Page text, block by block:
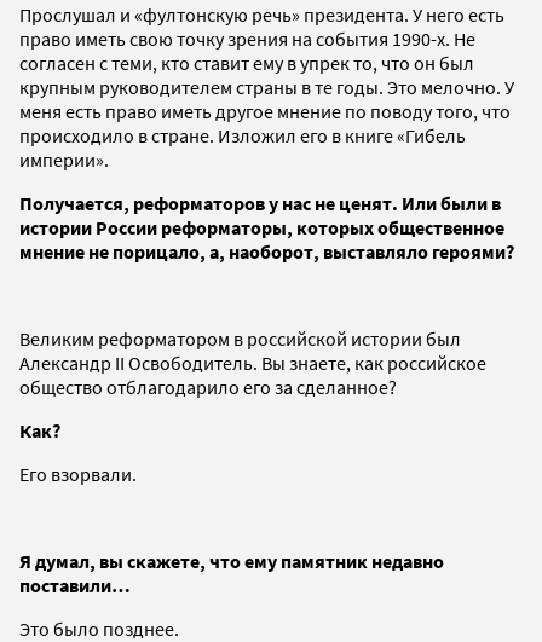
Прослушал и «фултонскую речь» президента. У него есть
право иметь свою точку зрения на события 1990-х. Не
согласен с теми, кто ставит ему в упрек то, что он был
крупным руководителем страны в те годы. Это мелочно. У
меня есть право иметь другое мнение по поводу того, что
происходило в стране. Изложил его в книге «Гибель
империи».
Получается, реформаторов у нас не ценят. Или были в
истории России реформаторы, которых общественное
мнение не порицало, а, наоборот, выставляло героями?
Великим реформатором в российской истории был
Александр II Освободитель. Вы знаете, как российское
общество отблагодарило его за сделанное?
Как?
Его взорвали.
Я думал, вы скажете, что ему памятник недавно
поставили…
Это было позднее.